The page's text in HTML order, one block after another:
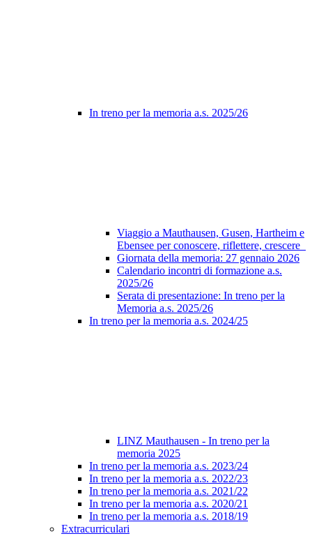
In treno per la memoria a.s. 2025/26
Viaggio a Mauthausen, Gusen, Hartheim e
Ebensee per conoscere, riflettere, crescere
Giornata della memoria: 27 gennaio 2026
Calendario incontri di formazione a.s.
2025/26
Serata di presentazione: In treno per la
Memoria a.s. 2025/26
In treno per la memoria a.s. 2024/25
LINZ Mauthausen - In treno per la
memoria 2025
In treno per la memoria a.s. 2023/24
In treno per la memoria a.s. 2022/23
In treno per la memoria a.s. 2021/22
In treno per la memoria a.s. 2020/21
In treno per la memoria a.s. 2018/19
Extracurriculari